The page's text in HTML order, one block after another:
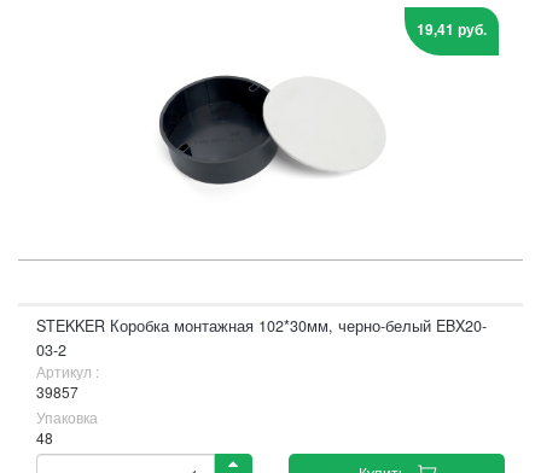
19,41 руб.
STEKKER Коробка монтажная 102*30мм, черно-белый EBX20-
03-2
Артикул :
39857
Упаковка
48